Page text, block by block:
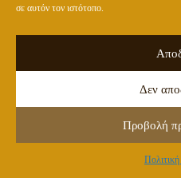
σε αυτόν τον ιστότοπο.
Δεν
Προβολή
αρχαίας αγοράς, υπάρχει
πρόσοψη. Το κτίριο είναι
αρχαιολογία] και είναι
αρχαιολόγοι λένε πως τα
παριστάνουν Τρίτωνες ή